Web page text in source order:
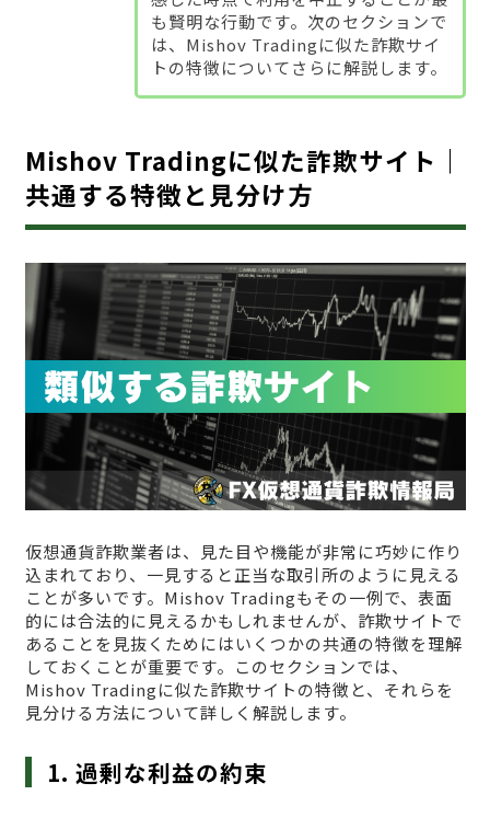
も賢明な行動です。次のセクションで
は、Mishov Tradingに似た詐欺サイ
トの特徴についてさらに解説します。
Mishov Tradingに似た詐欺サイト｜
共通する特徴と見分け方
仮想通貨詐欺業者は、見た目や機能が非常に巧妙に作り
込まれており、一見すると正当な取引所のように見える
ことが多いです。Mishov Tradingもその一例で、表面
的には合法的に見えるかもしれませんが、詐欺サイトで
あることを見抜くためにはいくつかの共通の特徴を理解
しておくことが重要です。このセクションでは、
Mishov Tradingに似た詐欺サイトの特徴と、それらを
見分ける方法について詳しく解説します。
1. 過剰な利益の約束